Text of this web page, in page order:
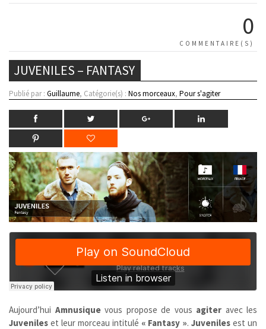
0
COMMENTAIRE(S)
JUVENILES – FANTASY
Publié par : Guillaume, Catégorie(s) : Nos morceaux, Pour s'agiter
Aujourd’hui Amnusiquevous propose de vous agiter avec les
Juveniles et leur morceau intitulé « Fantasy ».Juveniles est un